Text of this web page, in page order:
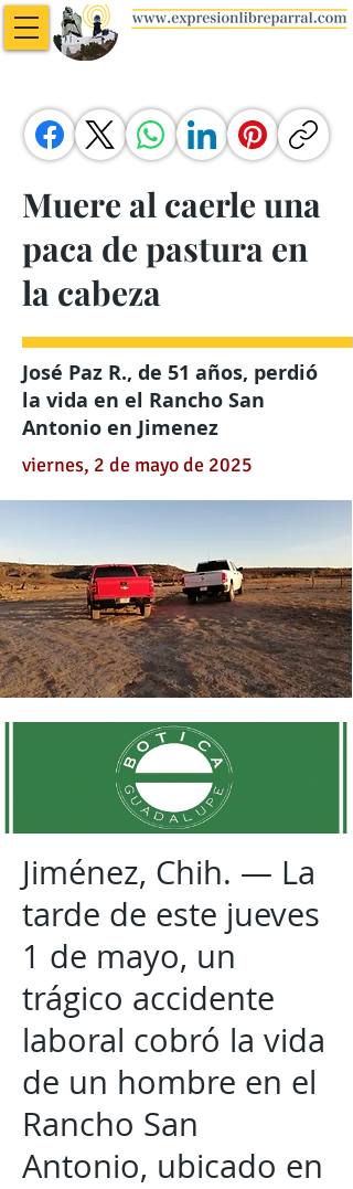
Muere al caerle una
paca de pastura en
la cabeza
José Paz R., de 51 años, perdió
la vida en el Rancho San
Antonio en Jimenez
viernes, 2 de mayo de 2025
Jiménez, Chih. — La
tarde de este jueves
1 de mayo, un
trágico accidente
laboral cobró la vida
de un hombre en el
Rancho San
Antonio, ubicado en